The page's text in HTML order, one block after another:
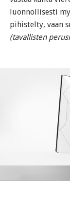
luonnollisesti
pihistelty, vaan
(tavallisten